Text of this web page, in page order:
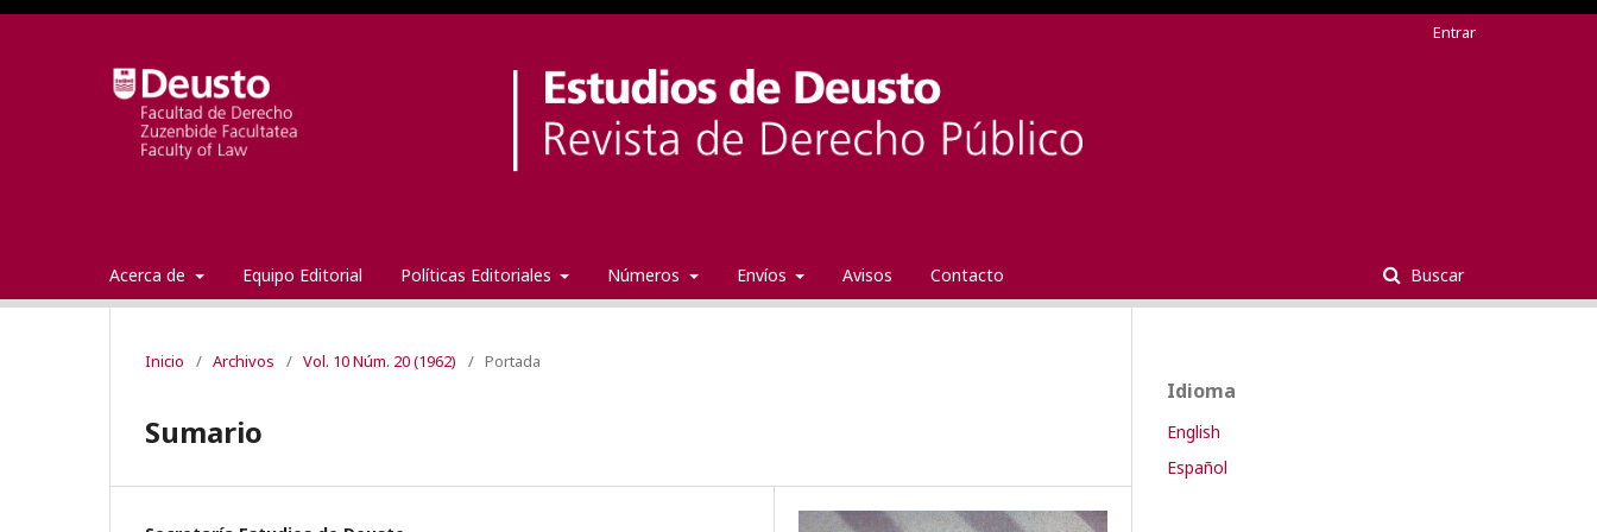
Acerca de Equipo Editorial Políticas Editoriales Números Envíos Avisos Contacto Buscar
Entrar
Inicio / Archivos / Vol. 10 Núm. 20 (1962) / Portada
Sumario
Idioma
English
Español